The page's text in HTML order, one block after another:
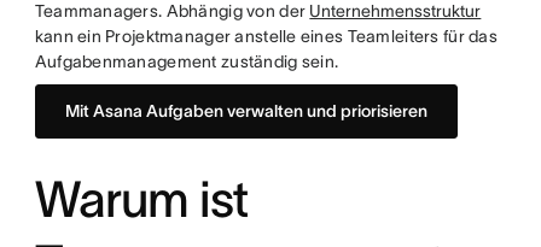
Teammanagers. Abhängig von der Unternehmensstruktur
kann ein Projektmanager anstelle eines Teamleiters für das
Aufgabenmanagement zuständig sein.
Mit Asana Aufgaben verwalten und priorisieren
Warum ist